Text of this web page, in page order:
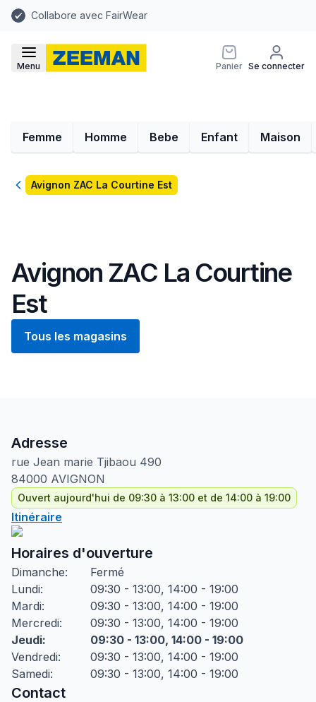
Collabore avec FairWear
Menu Panier Se connecter
Femme Homme Bebe Enfant Maison
RetourAvignon ZAC La Courtine Est
Avignon ZAC La Courtine
Est
Tous les magasins
Adresse
rue Jean marie Tjibaou 490
84000 AVIGNON
Ouvert aujourd'hui de 09:30 à 13:00 et de 14:00 à 19:00
Itinéraire
Horaires d'ouverture
Dimanche:
Fermé
Lundi:
09:30 - 13:00, 14:00 - 19:00
Mardi:
09:30 - 13:00, 14:00 - 19:00
Mercredi:
09:30 - 13:00, 14:00 - 19:00
Jeudi:
09:30 - 13:00, 14:00 - 19:00
Vendredi:
09:30 - 13:00, 14:00 - 19:00
Samedi: 09:30 - 13:00, 14:00 - 19:00
Contact